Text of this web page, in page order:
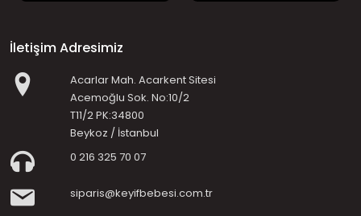
İletişim Adresimiz
Acarlar Mah. Acarkent Sitesi
Acemoğlu Sok. No:10/2
T11/2 PK:34800
Beykoz / İstanbul
0 216 325 70 07
siparis@keyifbebesi.com.tr